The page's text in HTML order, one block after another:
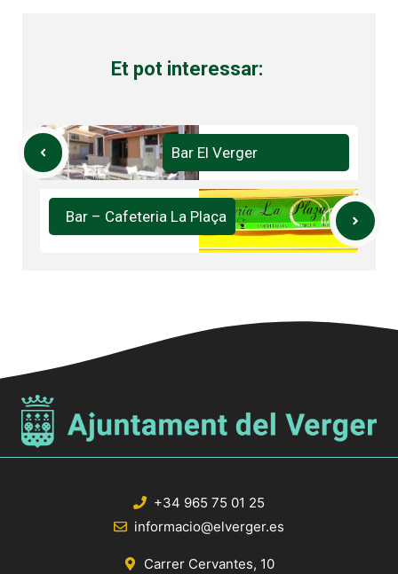
Et pot interessar:
Bar El Verger
Bar – Cafeteria La Plaça
+34 965 75 01 25
informacio@elverger.es
Carrer Cervantes, 10